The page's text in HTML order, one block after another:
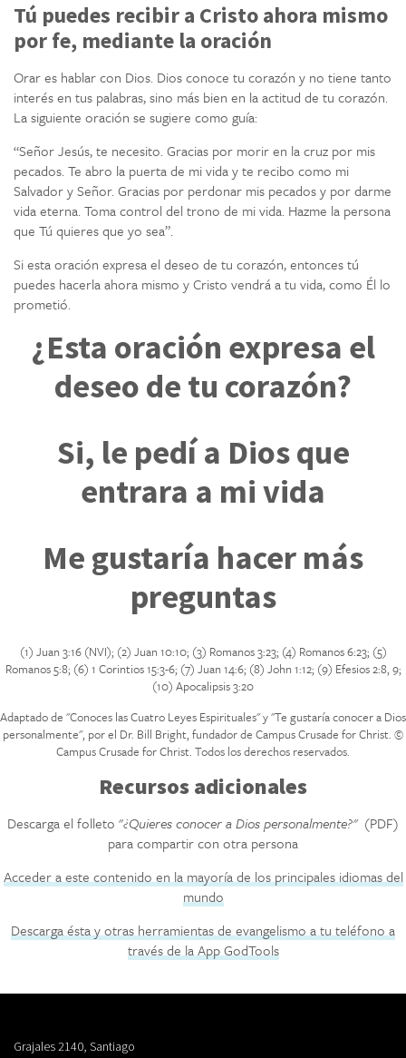
Tú puedes recibir a Cristo ahora mismo
por fe, mediante la oración
Orar es hablar con Dios. Dios conoce tu corazón y no tiene tanto
interés en tus palabras, sino más bien en la actitud de tu corazón.
La siguiente oración se sugiere como guía:
“Señor Jesús, te necesito. Gracias por morir en la cruz por mis
pecados. Te abro la puerta de mi vida y te recibo como mi
Salvador y Señor. Gracias por perdonar mis pecados y por darme
vida eterna. Toma control del trono de mi vida. Hazme la persona
que Tú quieres que yo sea”.
Si esta oración expresa el deseo de tu corazón, entonces tú
puedes hacerla ahora mismo y Cristo vendrá a tu vida, como Él lo
prometió.
¿Esta oración expresa el
deseo de tu corazón?
Si, le pedí a Dios que
entrara a mi vida
Me gustaría hacer más
preguntas
(1) Juan 3:16 (NVI); (2) Juan 10:10; (3) Romanos 3:23; (4) Romanos 6:23; (5)
Romanos 5:8; (6) 1 Corintios 15:3-6; (7) Juan 14:6; (8) John 1:12; (9) Efesios 2:8, 9;
(10) Apocalipsis 3:20
Adaptado de "Conoces las Cuatro Leyes Espirituales" y "Te gustaría conocer a Dios
personalmente", por el Dr. Bill Bright, fundador de Campus Crusade for Christ. ©
Campus Crusade for Christ. Todos los derechos reservados.
Recursos adicionales
Descarga el folleto "¿Quieres conocer a Dios personalmente?"(PDF)
para compartir con otra persona
Acceder a este contenido en la mayoría de los principales idiomas del
mundo
Descarga ésta y otras herramientas de evangelismo a tu teléfono a
través de la App GodTools
Grajales 2140, Santiago